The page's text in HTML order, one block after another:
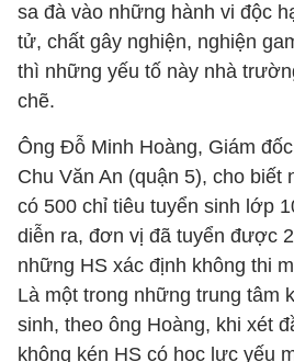
sa đà vào những hành vi độc
tử, chất gây nghiện, nghiện
thì những yếu tố này nhà
chẽ.
Ông Đỗ Minh Hoàng, Giám
Chu Văn An (quận 5), cho biết
có 500 chỉ tiêu tuyển sinh lớp
diễn ra, đơn vị đã tuyển được
những HS xác định không thi
Là một trong những trung tâm
sinh, theo ông Hoàng, khi xét
không kén HS có học lực yếu